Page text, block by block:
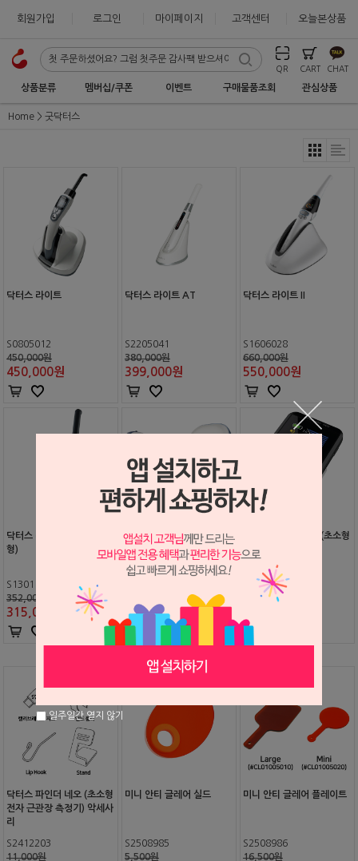
회원가입 로그인 마이페이지 고객센터 오늘본상품
QR CART CHAT
상품분류 멤버십/쿠폰 이벤트 구매물품조회 관심상품
Home 굿닥터스
닥터스 라이트
S0805012
450,000원
450,000원
닥터스 라이트 AT
S2205041
380,000원
399,000원
닥터스 라이트 II
S1606028
660,000원
550,000원
닥터스 라이트 클레버 (무선
형)
S1301149
352,000원
315,000
닥터스 파인더 (미니 근관장
측정기, 스마트폰 연결 가
S1508101
440,000원
396,000
닥터스 파인더 네오 (초소형
전자 근관장 측정기)
S2409199
495,000원
닥터스 파인더 네오 (초소형
전자 근관장 측정기) 악세사
리
S2412203
11,000원
미니 안티 글레어 실드
S2508985
5,500원
미니 안티 글레어 플레이트
S2508986
16,500원
일주일간 열지 않기